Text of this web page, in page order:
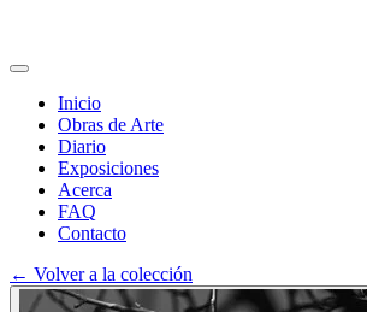
Inicio
Obras de Arte
Diario
Exposiciones
Acerca
FAQ
Contacto
← Volver a la colección